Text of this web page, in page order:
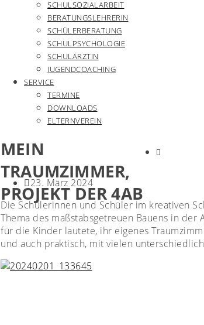
SCHULSOZIALARBEIT
BERATUNGSLEHRERIN
SCHÜLERBERATUNG
SCHULPSYCHOLOGIE
SCHULÄRZTIN
JUGENDCOACHING
SERVICE
TERMINE
DOWNLOADS
ELTERNVEREIN
MEIN
TRAUMZIMMER,
PROJEKT DER 4AB
23. März 2024
Die Schülerinnen und Schüler im kreativen
Thema des maßstabsgetreuen Bauens in
für die Kinder lautete, ihr eigenes
und auch praktisch, mit vielen